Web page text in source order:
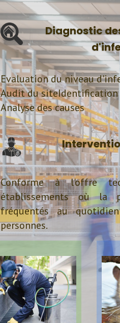
Diagnostic
Evaluation du niveau
Audit du siteIdentification
Analyse des causes
Conforme à l'offre
établissements où la
fréquentés au
personnes.